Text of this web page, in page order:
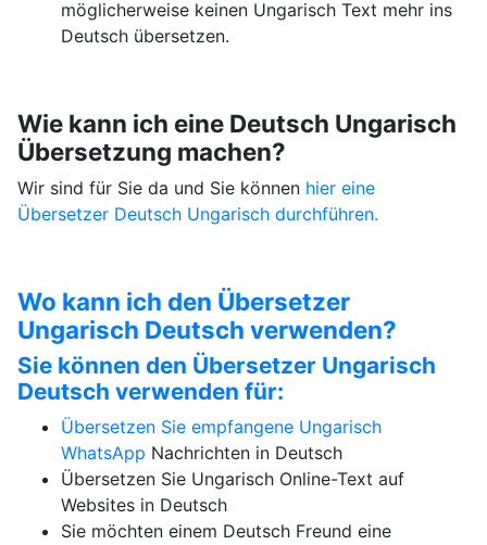
möglicherweise keinen Ungarisch Text mehr ins
Deutsch übersetzen.
Wie kann ich eine Deutsch Ungarisch
Übersetzung machen?
Wir sind für Sie da und Sie können hier eine
Übersetzer Deutsch Ungarisch durchführen.
Wo kann ich den Übersetzer
Ungarisch Deutsch verwenden?
Sie können den Übersetzer Ungarisch
Deutsch verwenden für:
Übersetzen Sie empfangene Ungarisch
WhatsApp Nachrichten in Deutsch
Übersetzen Sie Ungarisch Online-Text auf
Websites in Deutsch
Sie möchten einem Deutsch Freund eine